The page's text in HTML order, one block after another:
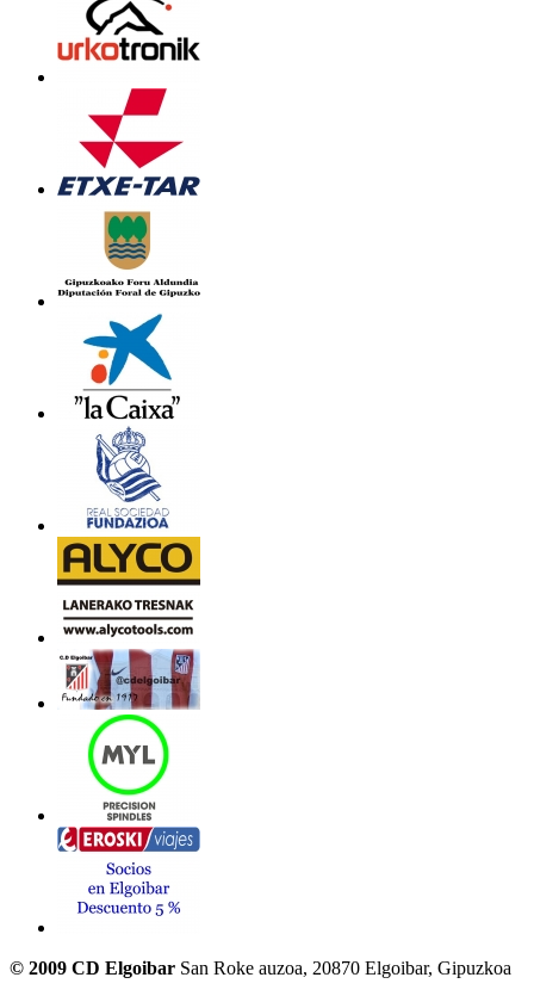
© 2009 CD Elgoibar San Roke auzoa, 20870 Elgoibar, Gipuzkoa